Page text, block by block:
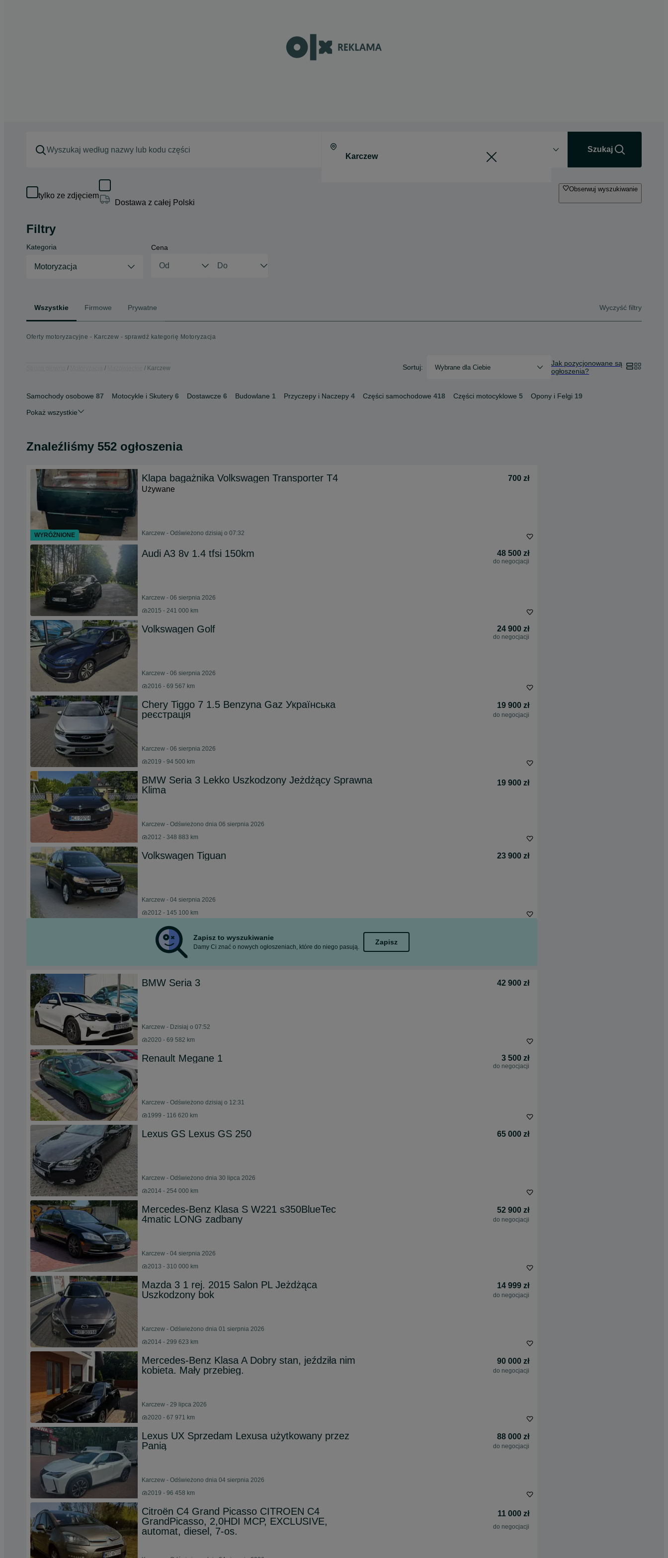
Szukaj
tylko ze zdjęciem
Dostawa z całej Polski
Obserwuj wyszukiwanie
Filtry
Kategoria
Motoryzacja
Cena
Wszystkie Firmowe Prywatne Wyczyść filtry
Oferty motoryzacyjne - Karczew - sprawdź kategorię Motoryzacja
Karczew Sortuj: Wybrane dla Ciebie
Jak pozycjonowane są
ogłoszenia?
Samochody osobowe 87 Motocykle i Skutery 6 Dostawcze 6 Budowlane 1 Przyczepy i Naczepy 4 Części samochodowe 418 Części motocyklowe 5 Opony i Felgi 19
Pokaż wszystkie
Znaleźliśmy 552 ogłoszenia
Klapa bagażnika Volkswagen Transporter T4
700 zł
Używane
Karczew - Odświeżono dzisiaj o 07:32
Audi A3 8v 1.4 tfsi 150km 48 500 zł
do negocjacji
Karczew - 06 sierpnia 2026
2015 - 241 000 km
Volkswagen Golf 24 900 zł
do negocjacji
Karczew - 06 sierpnia 2026
2016 - 69 567 km
Chery Tiggo 7 1.5 Benzyna Gaz Українська
реєстрація
19 900 zł
do negocjacji
Karczew - 06 sierpnia 2026
2019 - 94 500 km
BMW Seria 3 Lekko Uszkodzony Jeżdżący Sprawna
Klima
19 900 zł
Karczew - Odświeżono dnia 06 sierpnia 2026
2012 - 348 883 km
Volkswagen Tiguan 23 900 zł
Karczew - 04 sierpnia 2026
2012 - 145 100 km
Zapisz to wyszukiwanie
Damy Ci znać o nowych ogłoszeniach, które do niego pasują.
Zapisz
BMW Seria 3 42 900 zł
Karczew - Dzisiaj o 07:52
2020 - 69 582 km
Renault Megane 1 3 500 zł
do negocjacji
Karczew - Odświeżono dzisiaj o 12:31
1999 - 116 620 km
Lexus GS Lexus GS 250 65 000 zł
Karczew - Odświeżono dnia 30 lipca 2026
2014 - 254 000 km
Mercedes-Benz Klasa S W221 s350BlueTec
4matic LONG zadbany
52 900 zł
do negocjacji
Karczew - 04 sierpnia 2026
2013 - 310 000 km
Mazda 3 1 rej. 2015 Salon PL Jeżdżąca
Uszkodzony bok
14 999 zł
do negocjacji
Karczew - Odświeżono dnia 01 sierpnia 2026
2014 - 299 623 km
Mercedes-Benz Klasa A Dobry stan, jeździła nim
kobieta. Mały przebieg.
90 000 zł
do negocjacji
Karczew - 29 lipca 2026
2020 - 67 971 km
Lexus UX Sprzedam Lexusa użytkowany przez
Panią
88 000 zł
do negocjacji
Karczew - Odświeżono dnia 04 sierpnia 2026
2019 - 96 458 km
Citroën C4 Grand Picasso CITROEN C4
GrandPicasso, 2,0HDI MCP, EXCLUSIVE,
automat, diesel, 7-os.
11 000 zł
do negocjacji
WYRÓŻNIONE